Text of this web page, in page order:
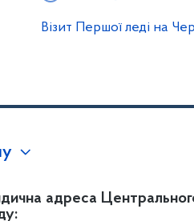
Візит Першої леді на
адреса